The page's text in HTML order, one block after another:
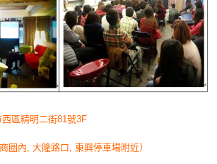
西區精明二街81號3F
隆路口, 東興停車場附近）